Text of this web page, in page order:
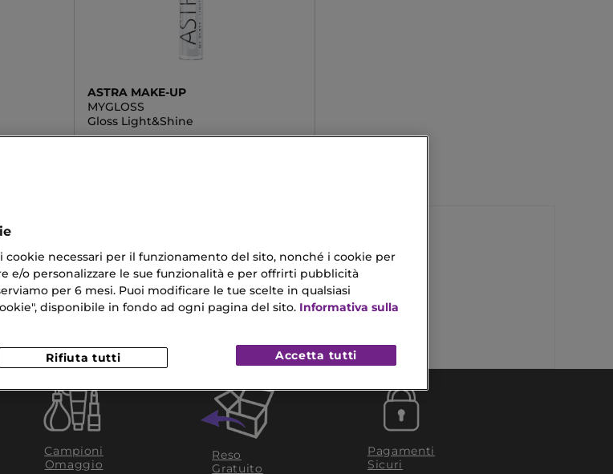
ASTRA MAKE-UP
MYGLOSS
Gloss Light&Shine
Gloss Essence Rossetto Astra
Profumi Dolce & Gabbana Per Uomo Antirughe Uomo
Campioni
Omaggio
Reso
Gratuito
Pagamenti
Sicuri
necessari per il funzionamento del sito, nonché i cookie per
e/o personalizzare le sue funzionalità e per offrirti pubblicità
per 6 mesi. Puoi modificare le tue scelte in qualsiasi
disponibile in fondo ad ogni pagina del sito. Informativa sulla
Rifiuta tutti Accetta tutti